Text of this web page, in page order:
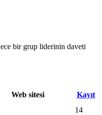
bir grup liderinin daveti
Web sitesi Kayıt
14